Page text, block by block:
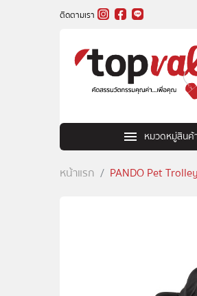
ติดตามเรา
หมวดหมู่สินค้
หน้าแรก PANDO Pet